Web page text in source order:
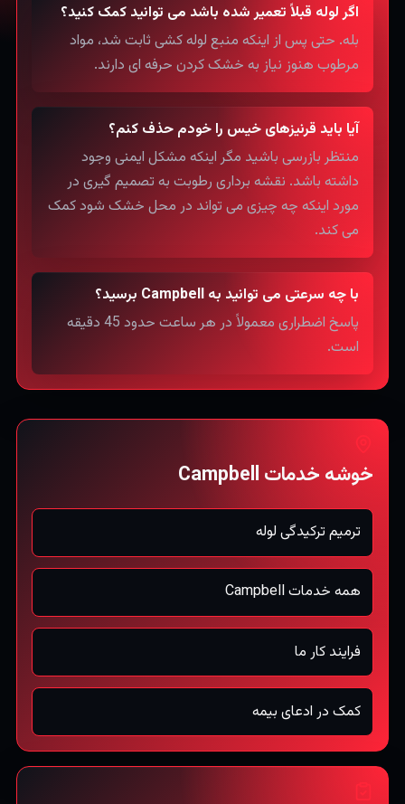
اگر لوله قبلاً تعمیر شده باشد می توانید کمک کنید؟
بله. حتی پس از اینکه منبع لوله کشی ثابت شد، مواد
مرطوب هنوز نیاز به خشک کردن حرفه ای دارند.
آیا باید قرنیزهای خیس را خودم حذف کنم؟
منتظر بازرسی باشید مگر اینکه مشکل ایمنی وجود
داشته باشد. نقشه برداری رطوبت به تصمیم گیری در
مورد اینکه چه چیزی می تواند در محل خشک شود کمک
می کند.
با چه سرعتی می توانید به Campbell برسید؟
پاسخ اضطراری معمولاً در هر ساعت حدود 45 دقیقه
است.
خوشه خدمات Campbell
ترمیم ترکیدگی لوله
همه خدمات Campbell
فرایند کار ما
کمک در ادعای بیمه